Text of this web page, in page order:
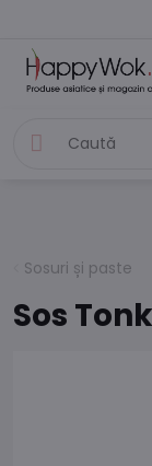
Sosuri și paste
Sos